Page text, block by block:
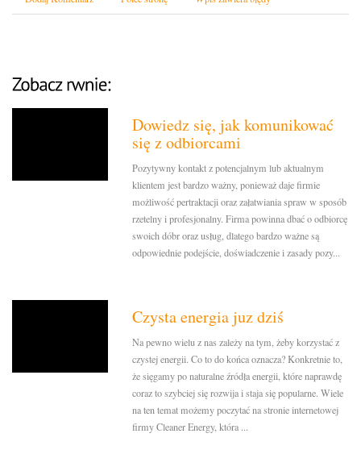
Dowiedz się, jak komunikować
się z odbiorcami
Pozytywny kontakt z potencjalnym lub aktualnym
klientem jest bardzo ważny, ponieważ daje firmie
możliwość pertraktacji oraz załatwiania spraw w sposób
rzetelny i profesjonalny. Firma powinna dbać o odbiorcę
swoich dóbr oraz usług, dlatego bardzo ważne są
odpowiednie podejście, doświadczenie i zasady pozy...
Czysta energia juz dziś
Na pewno wielu z nas zależy na tym, żeby korzystać z
czystej energii. Co to do końca oznacza? Konkretnie to,
że sięgamy po naturalne źródła energii, które naprawdę
coraz to szybciej się rozwija i staja się popularne. Wiele
na ten temat możemy poczytać na stronie internetowej
firmy Cleaner Energy, która ...